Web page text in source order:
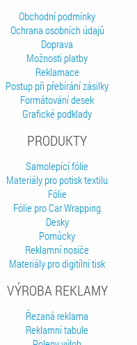
Obchodní podmínky
Ochrana osobních údajů
Doprava
Možnosti platby
Reklamace
Postup při přebírání zásilky
Formátování desek
Grafické podklady
PRODUKTY
Samolepící fólie
Materiály pro potisk textilu
Fólie
Fólie pro Car Wrapping
Desky
Pomůcky
Reklamní nosiče
Materiály pro digitílní tisk
VÝROBA REKLAMY
Řezaná reklama
Reklamní tabule